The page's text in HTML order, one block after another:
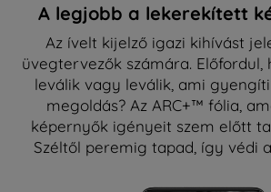
A legjobb a lekerekített
Az ívelt kijelző igazi kihívást
üvegtervezők számára. Előfordul,
leválik vagy leválik, ami
megoldás? Az ARC+™ fólia,
képernyők igényeit szem előtt
Széltől peremig tapad, így védi